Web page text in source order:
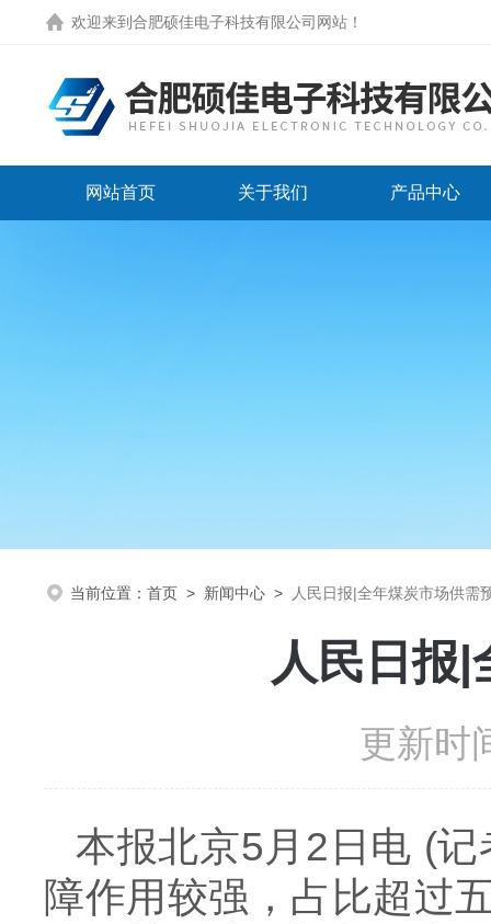
欢迎来到 合肥硕佳电子科技有限公司网站 ！
网站首页 关于我们 产品中心
当前位置： 首页 > 新闻中心 > 人民日报|全年煤炭市场供需
人民日报
更新时
本报北京5 月 2 日电 (记
障作用较强，占比超过